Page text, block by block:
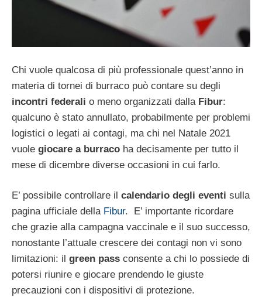
Chi vuole qualcosa di più professionale quest’anno in
materia di tornei di burraco può contare su degli
incontri federali o meno organizzati dalla Fibur:
qualcuno è stato annullato, probabilmente per problemi
logistici o legati ai contagi, ma chi nel Natale 2021
vuole giocare a burraco ha decisamente per tutto il
mese di dicembre diverse occasioni in cui farlo.
E’ possibile controllare il calendario degli eventi sulla
pagina ufficiale della Fibur. E’ importante ricordare
che grazie alla campagna vaccinale e il suo successo,
nonostante l’attuale crescere dei contagi non vi sono
limitazioni: il green pass consente a chi lo possiede di
potersi riunire e giocare prendendo le giuste
precauzioni con i dispositivi di protezione.